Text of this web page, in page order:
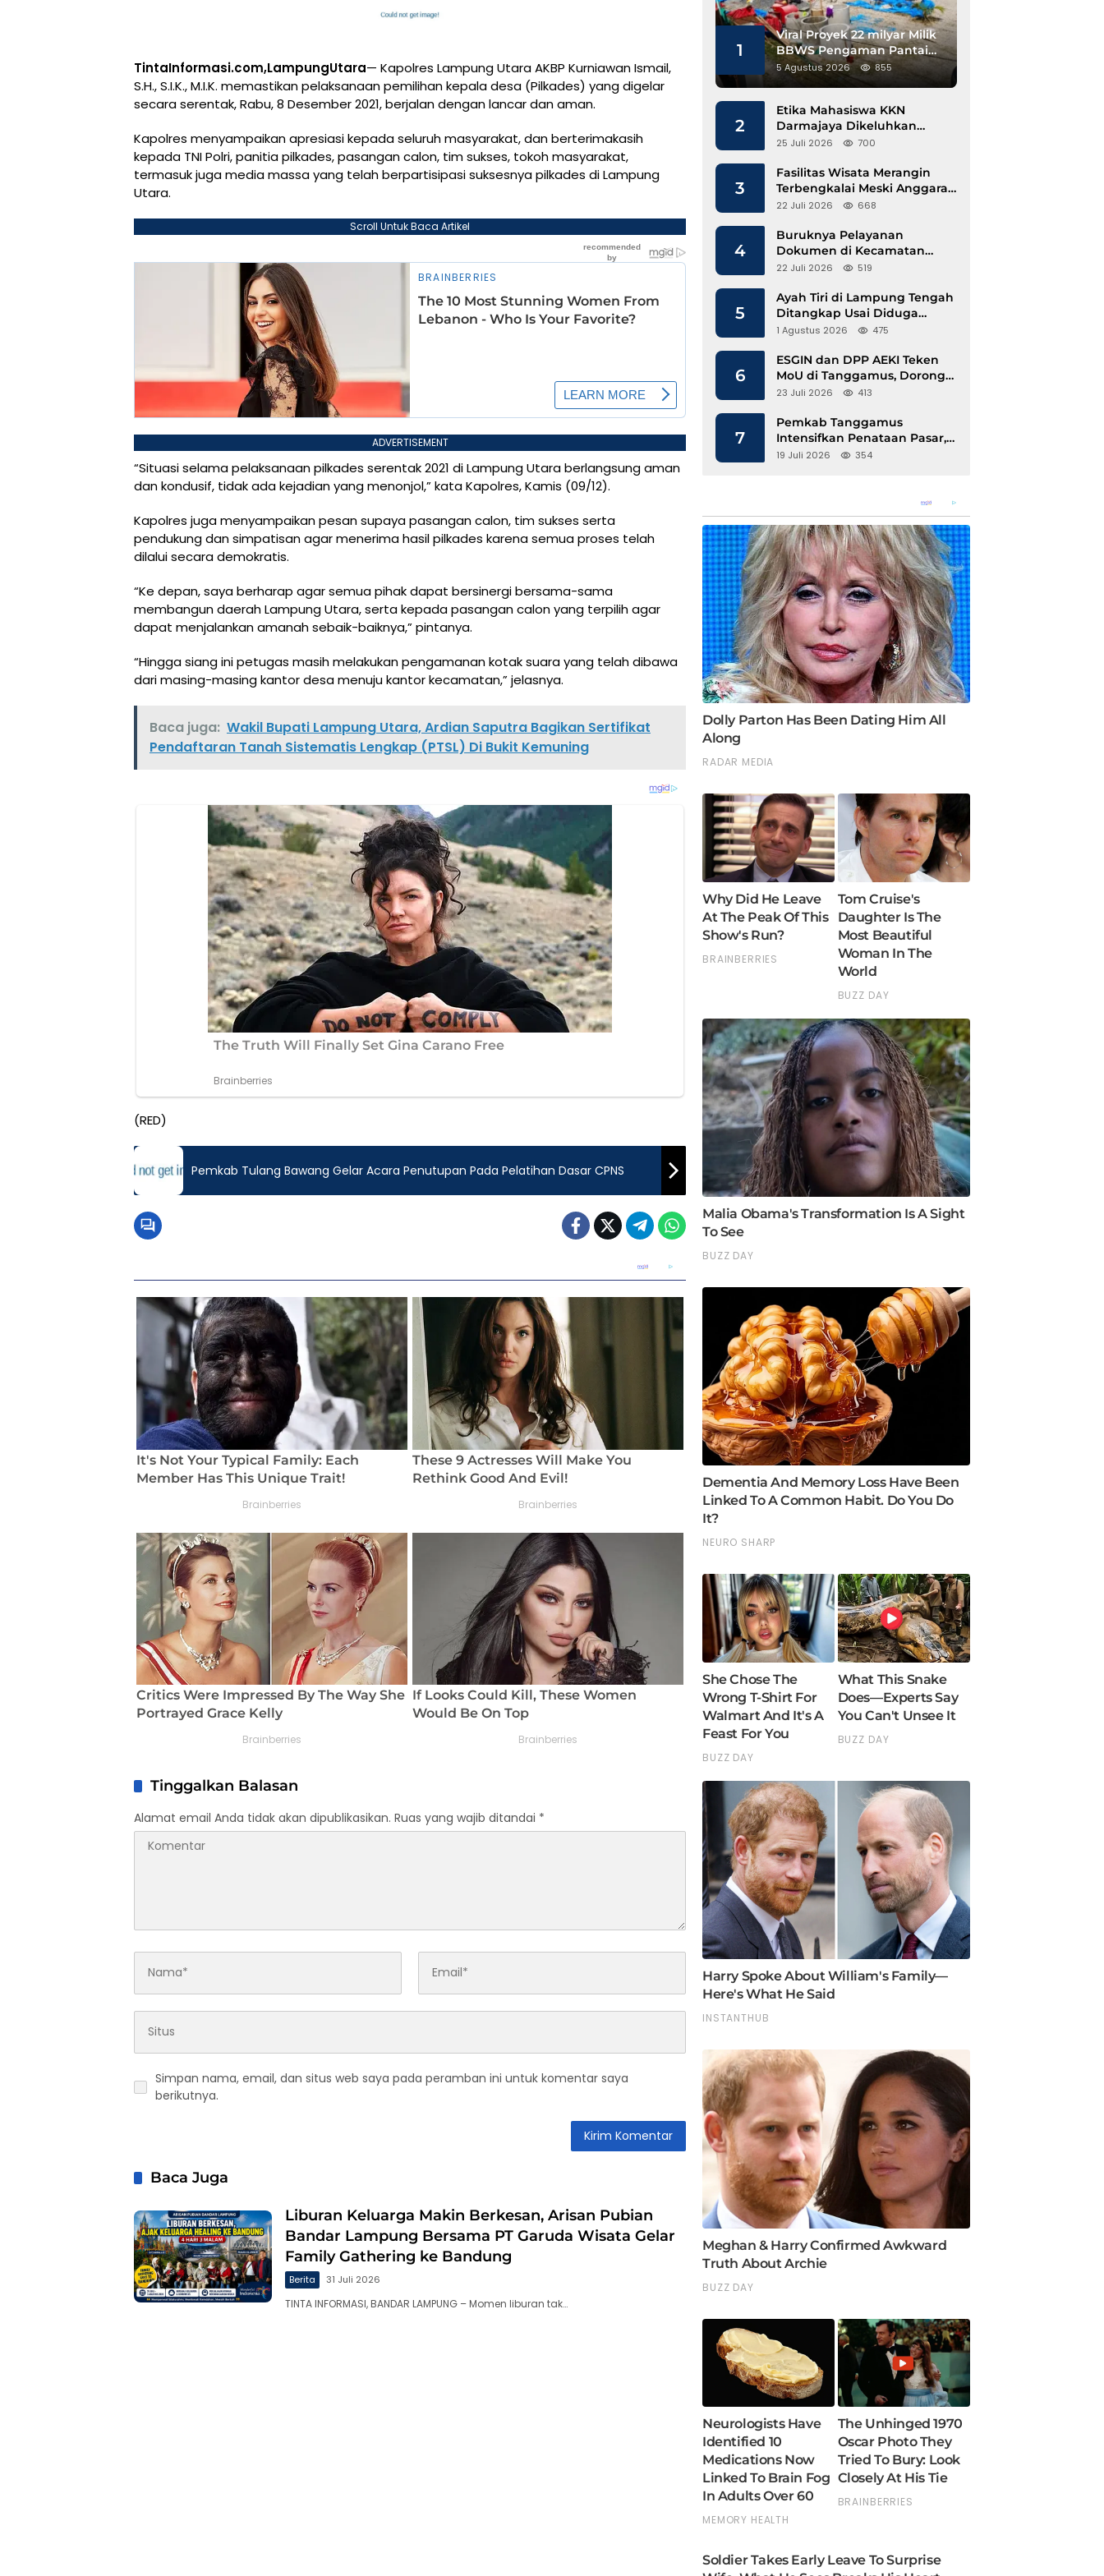
TintaInformasi.com,LampungUtara— Kapolres Lampung Utara AKBP Kurniawan Ismail,
S.H., S.I.K., M.I.K. memastikan pelaksanaan pemilihan kepala desa (Pilkades) yang digelar
secara serentak, Rabu, 8 Desember 2021, berjalan dengan lancar dan aman.
Kapolres menyampaikan apresiasi kepada seluruh masyarakat, dan berterimakasih
kepada TNI Polri, panitia pilkades, pasangan calon, tim sukses, tokoh masyarakat,
termasuk juga media massa yang telah berpartisipasi suksesnya pilkades di Lampung
Utara.
Scroll Untuk Baca Artikel
ADVERTISEMENT
“Situasi selama pelaksanaan pilkades serentak 2021 di Lampung Utara berlangsung aman
dan kondusif, tidak ada kejadian yang menonjol,” kata Kapolres, Kamis (09/12).
Kapolres juga menyampaikan pesan supaya pasangan calon, tim sukses serta
pendukung dan simpatisan agar menerima hasil pilkades karena semua proses telah
dilalui secara demokratis.
“Ke depan, saya berharap agar semua pihak dapat bersinergi bersama-sama
membangun daerah Lampung Utara, serta kepada pasangan calon yang terpilih agar
dapat menjalankan amanah sebaik-baiknya,” pintanya.
“Hingga siang ini petugas masih melakukan pengamanan kotak suara yang telah dibawa
dari masing-masing kantor desa menuju kantor kecamatan,” jelasnya.
Baca juga: Wakil Bupati Lampung Utara, Ardian Saputra Bagikan Sertifikat
Pendaftaran Tanah Sistematis Lengkap (PTSL) Di Bukit Kemuning
(RED)
Pemkab Tulang Bawang Gelar Acara Penutupan Pada Pelatihan Dasar CPNS
Tinggalkan Balasan
Alamat email Anda tidak akan dipublikasikan. Ruas yang wajib ditandai *
Simpan nama, email, dan situs web saya pada peramban ini untuk komentar saya
berikutnya.
Baca Juga
Liburan Keluarga Makin Berkesan, Arisan Pubian
Bandar Lampung Bersama PT Garuda Wisata Gelar
Family Gathering ke Bandung
Berita 31 Juli 2026
TINTA INFORMASI, BANDAR LAMPUNG – Momen liburan tak…
1
Viral Proyek 22 milyar Milik
BBWS Pengaman Pantai
Pesisir Barat Diduga
Gunakan Besi Banci
5 Agustus 2026 855
2
Etika Mahasiswa KKN
Darmajaya Dikeluhkan
Kepala Pekon Sinar Jawa
25 Juli 2026 700
3
Fasilitas Wisata Merangin
Terbengkalai Meski Anggaran
Perawatan Terus Mengalir
22 Juli 2026 668
4
Buruknya Pelayanan
Dokumen di Kecamatan
Pangkalan Susu, Kinerja
22 Juli 2026 519
5
Ayah Tiri di Lampung Tengah
Ditangkap Usai Diduga
Hamili Anak di Bawah Umur
1 Agustus 2026 475
6
ESGIN dan DPP AEKI Teken
MoU di Tanggamus, Dorong
Ekonomi Hijau Berbasis Kopi
23 Juli 2026 413
7
Pemkab Tanggamus
Intensifkan Penataan Pasar,
Pedagang Diajak Tempati
19 Juli 2026 354